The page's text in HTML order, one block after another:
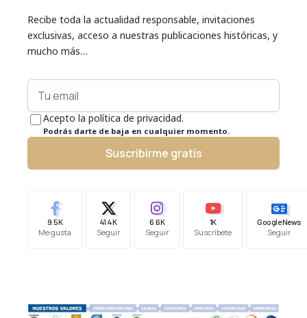
Recibe toda la actualidad responsable, invitaciones
exclusivas, acceso a nuestras publicaciones históricas, y
mucho más…
Acepto la política de privacidad.
Podrás darte de baja en cualquier momento.
Suscribirme gratis
9.5K
Me gusta
41.4K
Seguir
6.6K
Seguir
1K
Suscríbete
Google News
Seguir